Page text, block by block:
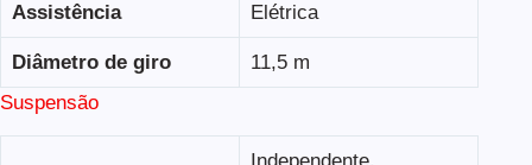
Assistência Elétrica
Diâmetro de giro
11,5 m
Suspensão